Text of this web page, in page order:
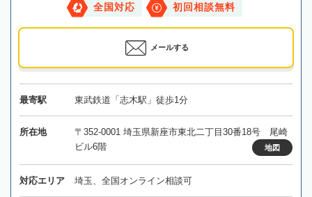
全国対応 初回相談無料
メールする
最寄駅 東武鉄道「志木駅」徒歩1分
所在地
〒352-0001 埼玉県新座市東北二丁目30番18号 尾崎
ビル6階
地図
対応エリア 埼玉、全国オンライン相談可